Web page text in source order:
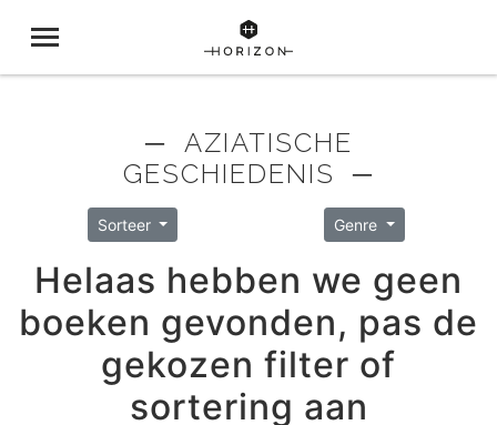
─ AZIATISCHE
GESCHIEDENIS ─
Sorteer Genre
Helaas hebben we geen
boeken gevonden, pas de
gekozen filter of
sortering aan